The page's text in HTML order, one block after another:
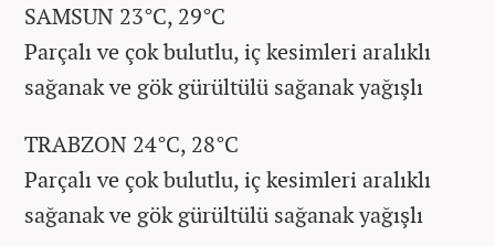
SAMSUN 23°C, 29°C
Parçalı ve çok bulutlu, iç kesimleri aralıklı
sağanak ve gök gürültülü sağanak yağışlı
TRABZON 24°C, 28°C
Parçalı ve çok bulutlu, iç kesimleri aralıklı
sağanak ve gök gürültülü sağanak yağışlı